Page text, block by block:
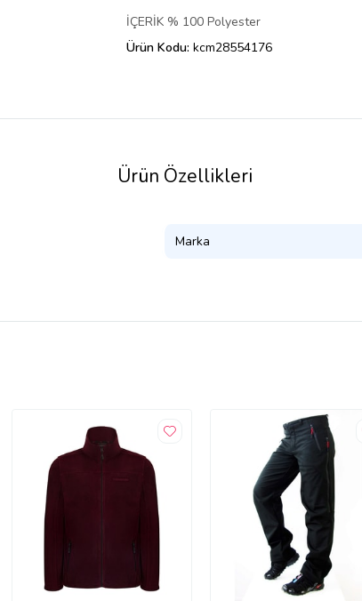
İÇERİK % 100 Polyester
Ürün Kodu: kcm28554176
Ürün Özellikleri
Marka